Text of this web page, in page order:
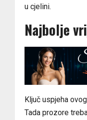
u cjelini.
Najbolje
Ključ uspjeha
Tada prozore